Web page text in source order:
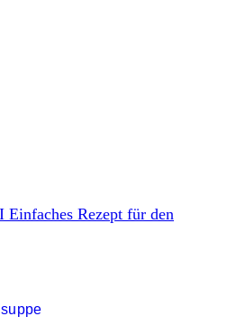
Rezept für den